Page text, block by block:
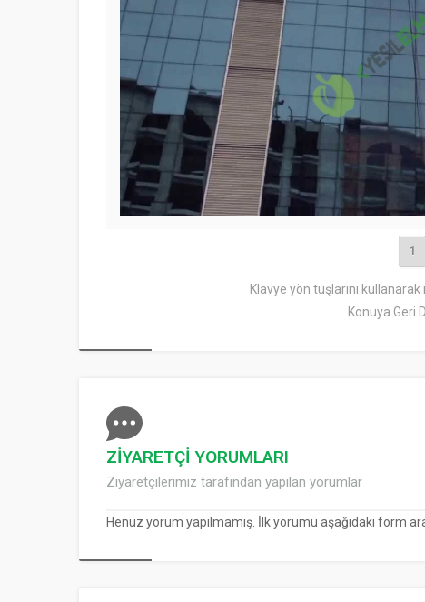
1
Klavye yön tuşlarını
Konuya Geri
ZİYARETÇİ YORUMLARI
Ziyaretçilerimiz tarafından yapılan yorumlar
Henüz yorum yapılmamış. İlk yorumu aşağıdaki form